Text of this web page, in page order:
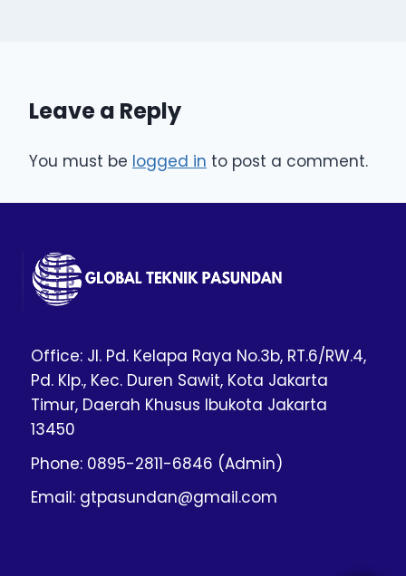
Leave a Reply
You must be logged in to post a comment.
Office: Jl. Pd. Kelapa Raya No.3b, RT.6/RW.4,
Pd. Klp., Kec. Duren Sawit, Kota Jakarta
Timur, Daerah Khusus Ibukota Jakarta
13450
Phone: 0895-2811-6846 (Admin)
Email: gtpasundan@gmail.com